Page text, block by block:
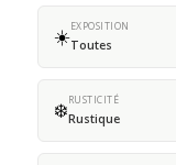
☀️EXPOSITION
Toutes
❄️RUSTICITÉ
Rustique